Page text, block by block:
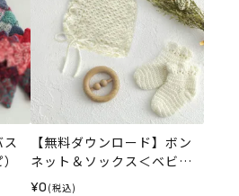
【無料ダウンロード】ボン
ネット＆ソックス＜ベビー
パレット＞（レシピ）
¥0 (税込)